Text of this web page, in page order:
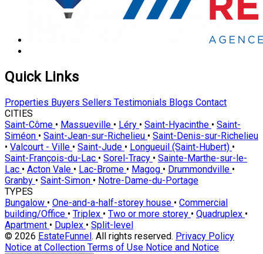
Quick Links
Properties Buyers Sellers Testimonials Blogs Contact
CITIES
Saint-Côme • Massueville • Léry • Saint-Hyacinthe • Saint-
Siméon • Saint-Jean-sur-Richelieu • Saint-Denis-sur-Richelieu
• Valcourt - Ville • Saint-Jude • Longueuil (Saint-Hubert) •
Saint-François-du-Lac • Sorel-Tracy • Sainte-Marthe-sur-le-
Lac • Acton Vale • Lac-Brome • Magog • Drummondville •
Granby • Saint-Simon • Notre-Dame-du-Portage
TYPES
Bungalow • One-and-a-half-storey house • Commercial
building/Office • Triplex • Two or more storey • Quadruplex •
Apartment • Duplex • Split-level
© 2026 EstateFunnel . All rights reserved. Privacy Policy
Notice at Collection Terms of Use Notice and Notice